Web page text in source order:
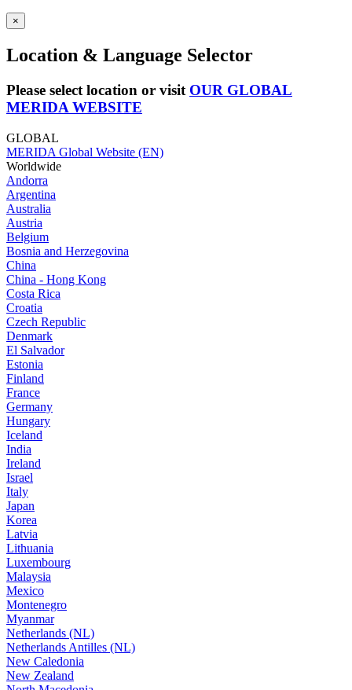
×
Location & Language Selector
Please select location or visit OUR GLOBAL
MERIDA WEBSITE
GLOBAL
MERIDA Global Website (EN)
Worldwide
Andorra
Argentina
Australia
Austria
Belgium
Bosnia and Herzegovina
China
China - Hong Kong
Costa Rica
Croatia
Czech Republic
Denmark
El Salvador
Estonia
Finland
France
Germany
Hungary
Iceland
India
Ireland
Israel
Italy
Japan
Korea
Latvia
Lithuania
Luxembourg
Malaysia
Mexico
Montenegro
Myanmar
Netherlands (NL)
Netherlands Antilles (NL)
New Caledonia
New Zealand